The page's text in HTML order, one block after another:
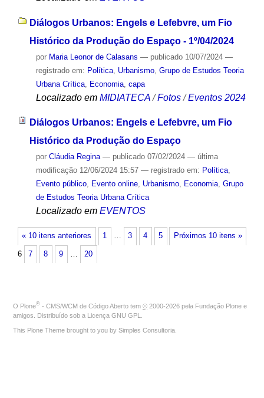
Diálogos Urbanos: Engels e Lefebvre, um Fio
Histórico da Produção do Espaço - 1º/04/2024
por Maria Leonor de Calasans — publicado10/07/2024 —
registrado em: Política, Urbanismo, Grupo de Estudos Teoria
Urbana Crítica, Economia, capa
Localizado em MIDIATECA /Fotos /Eventos 2024
Diálogos Urbanos: Engels e Lefebvre, um Fio
Histórico da Produção do Espaço
por Cláudia Regina — publicado07/02/2024 — última
modificação12/06/2024 15:57 — registrado em: Política,
Evento público, Evento online, Urbanismo, Economia, Grupo
de Estudos Teoria Urbana Crítica
Localizado em EVENTOS
« 10 itens anteriores Próximos 10 itens »
1 … 3 4 5
6 7 8 9 … 20
O Plone® - CMS/WCM de Código Aberto tem © 2000-2026 pela Fundação Plone e
amigos. Distribuído sob a Licença GNU GPL
This Plone Theme brought to you by Simples Consultoria